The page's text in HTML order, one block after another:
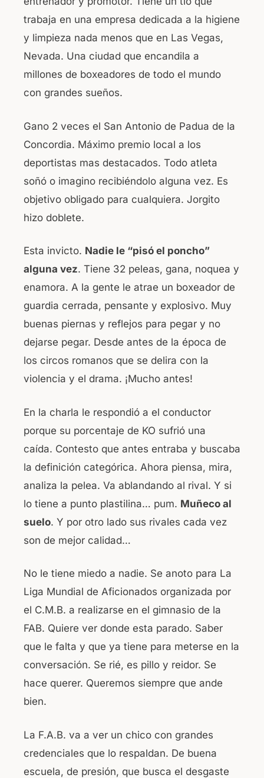
trabaja en una empresa dedicada a la higiene
y limpieza nada menos que en Las Vegas,
Nevada. Una ciudad que encandila a
millones de boxeadores de todo el mundo
con grandes sueños.
Gano 2 veces el San Antonio de Padua de la
Concordia. Máximo premio local a los
deportistas mas destacados. Todo atleta
soñó o imagino recibiéndolo alguna vez. Es
objetivo obligado para cualquiera. Jorgito
hizo doblete.
Esta invicto. Nadie le “pisó el poncho”
alguna vez. Tiene 32 peleas, gana, noquea y
enamora. A la gente le atrae un boxeador de
guardia cerrada, pensante y explosivo. Muy
buenas piernas y reflejos para pegar y no
dejarse pegar. Desde antes de la época de
los circos romanos que se delira con la
violencia y el drama. ¡Mucho antes!
En la charla le respondió a el conductor
porque su porcentaje de KO sufrió una
caída. Contesto que antes entraba y buscaba
la definición categórica. Ahora piensa, mira,
analiza la pelea. Va ablandando al rival. Y si
lo tiene a punto plastilina… pum. Muñeco al
suelo. Y por otro lado sus rivales cada vez
son de mejor calidad…
No le tiene miedo a nadie. Se anoto para La
Liga Mundial de Aficionados organizada por
el C.M.B. a realizarse en el gimnasio de la
FAB. Quiere ver donde esta parado. Saber
que le falta y que ya tiene para meterse en la
conversación. Se rié, es pillo y reidor. Se
hace querer. Queremos siempre que ande
bien.
La F.A.B. va a ver un chico con grandes
credenciales que lo respaldan. De buena
escuela, de presión, que busca el desgaste